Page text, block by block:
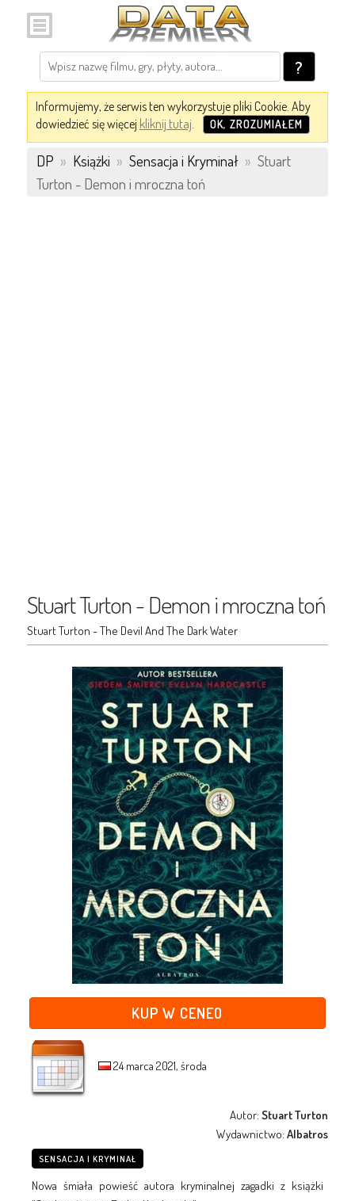
?
Informujemy, że serwis ten wykorzystuje pliki Cookie. Aby
dowiedzieć się więcej kliknij tutaj. OK, ZROZUMIAŁEM
DP » Książki » Sensacja i Kryminał » Stuart
Turton - Demon i mroczna toń
Stuart Turton - Demon i mroczna toń
Stuart Turton - The Devil And The Dark Water
KUP W CENEO
24 marca 2021, środa
Autor:Stuart Turton
Wydawnictwo:Albatros
SENSACJA I KRYMINAŁ
Nowa śmiała powieść autora kryminalnej zagadki z książki